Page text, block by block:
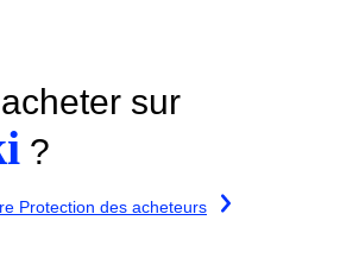
sur
?
Protection des acheteurs